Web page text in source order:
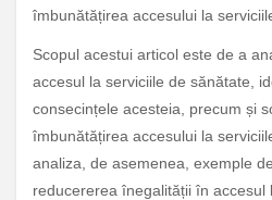
îmbunătățirea accesului la
Scopul acestui articol este de a
accesul la serviciile de sănătate,
consecințele acesteia, precum și
îmbunătățirea accesului la
analiza, de asemenea, exemple
reducererea înegalității în accesul